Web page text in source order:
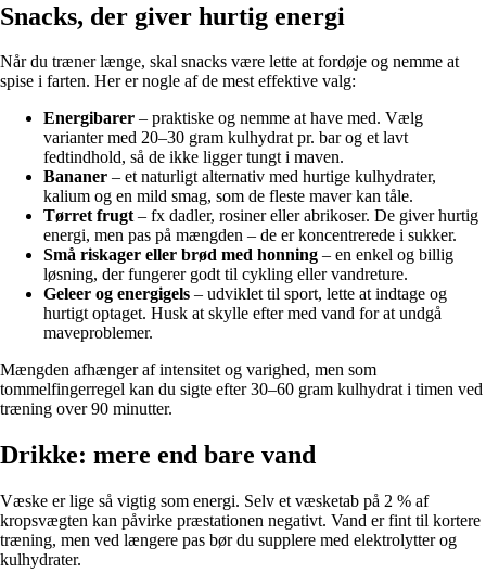
Snacks, der giver hurtig energi
Når du træner længe, skal snacks være lette at fordøje og nemme at
spise i farten. Her er nogle af de mest effektive valg:
Energibarer – praktiske og nemme at have med. Vælg
varianter med 20–30 gram kulhydrat pr. bar og et lavt
fedtindhold, så de ikke ligger tungt i maven.
Bananer – et naturligt alternativ med hurtige kulhydrater,
kalium og en mild smag, som de fleste maver kan tåle.
Tørret frugt– fx dadler, rosiner eller abrikoser. De giver hurtig
energi, men pas på mængden – de er koncentrerede i sukker.
Små riskager eller brød med honning – en enkel og billig
løsning, der fungerer godt til cykling eller vandreture.
Geleer og energigels – udviklet til sport, lette at indtage og
hurtigt optaget. Husk at skylle efter med vand for at undgå
maveproblemer.
Mængden afhænger af intensitet og varighed, men som
tommelfingerregel kan du sigte efter 30–60 gram kulhydrat i timen ved
træning over 90 minutter.
Drikke: mere end bare vand
Væske er lige så vigtig som energi. Selv et væsketab på 2 % af
kropsvægten kan påvirke præstationen negativt. Vand er fint til kortere
træning, men ved længere pas bør du supplere med elektrolytter og
kulhydrater.